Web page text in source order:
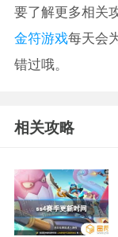
要了解更多相关
金符游戏每天会
错过哦。
相关攻略